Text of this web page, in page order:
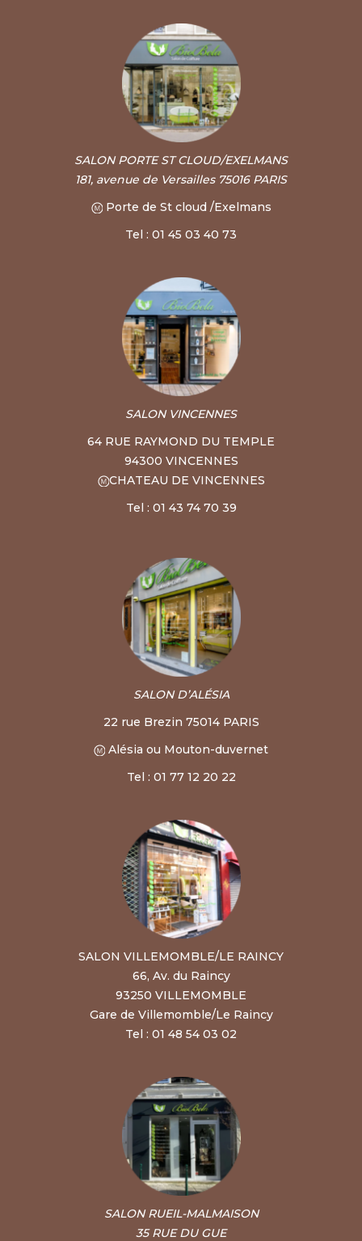
SALON PORTE ST CLOUD/EXELMANS
181, avenue de Versailles 75016 PARIS
Porte de St cloud /Exelmans
Tel : 01 45 03 40 73
SALON VINCENNES
64 RUE RAYMOND DU TEMPLE
94300 VINCENNES
CHATEAU DE VINCENNES
Tel : 01 43 74 70 39
SALON D’ALÉSIA
22 rue Brezin 75014 PARIS
Alésia ou Mouton-duvernet
Tel : 01 77 12 20 22
SALON VILLEMOMBLE/LE RAINCY
66, Av. du Raincy
93250 VILLEMOMBLE
Gare de Villemomble/Le Raincy
Tel : 01 48 54 03 02
SALON RUEIL-MALMAISON
35 RUE DU GUE